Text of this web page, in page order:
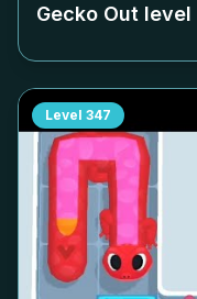
Gecko Out level
Level 347